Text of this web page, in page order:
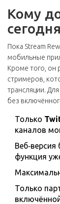
Кому
сегодня
Пока Stream
мобильные
Кроме того, он
стримеров,
трансляции.
без
Только
каналов
функция
Только